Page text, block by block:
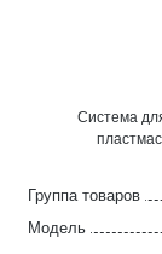
Система
Группа товаров
Модель